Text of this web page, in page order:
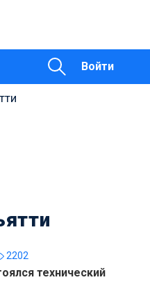
Войти
2202
технический